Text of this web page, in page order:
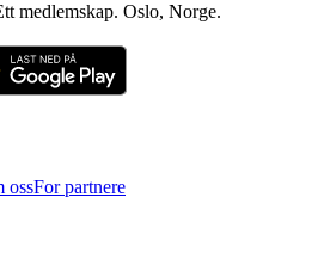
medlemskap. Oslo, Norge.
ossFor partnere